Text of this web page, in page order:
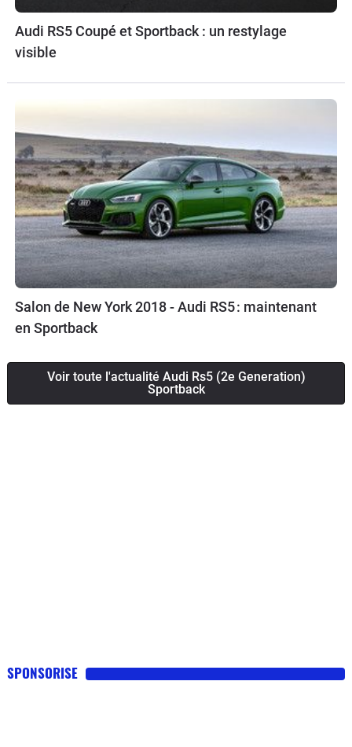
Audi RS5 Coupé et Sportback : un restylage
visible
Salon de New York 2018 - Audi RS5 : maintenant
en Sportback
Voir toute l'actualité Audi Rs5 (2e Generation)
Sportback
SPONSORISE